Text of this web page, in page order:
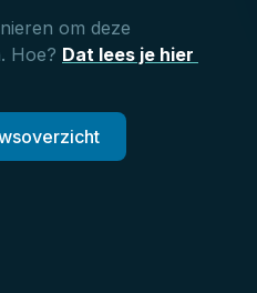
om deze
Hoe? Dat lees je hier